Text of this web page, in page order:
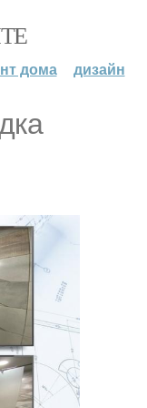
дома дизайн